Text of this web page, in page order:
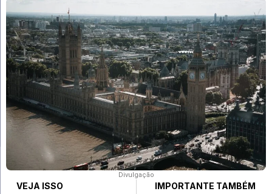
Divulgação
VEJA ISSO IMPORTANTE TAMBÉM